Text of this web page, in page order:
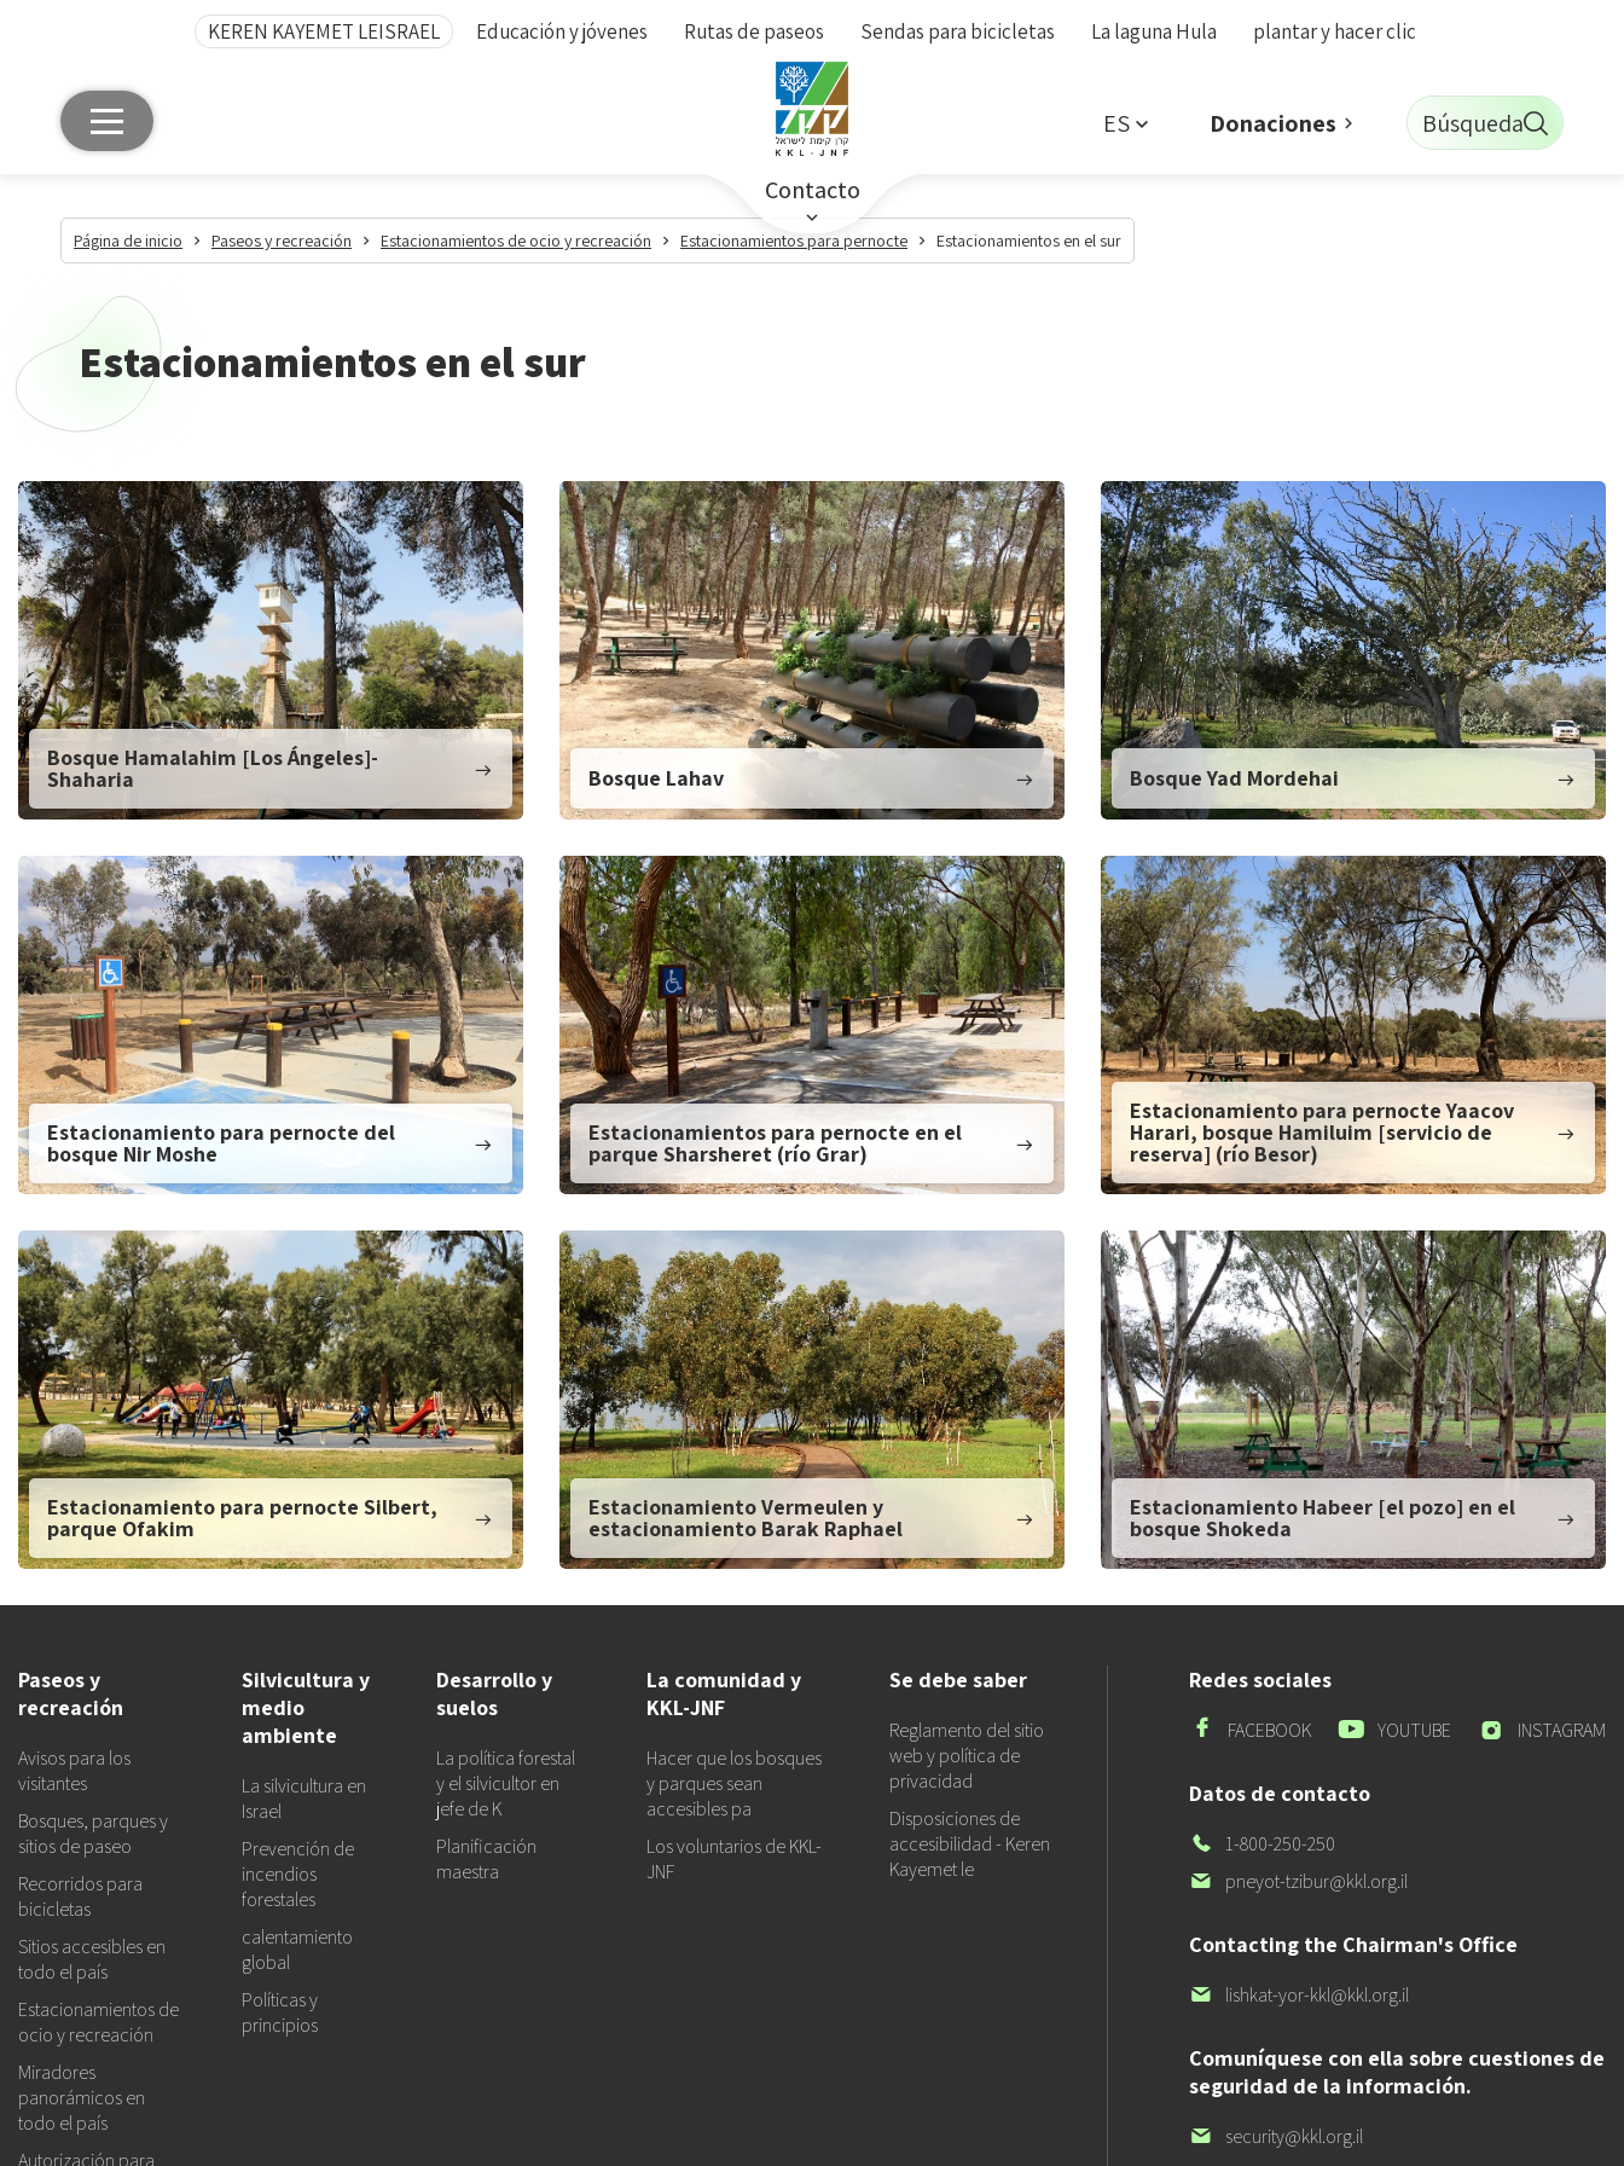
KEREN KAYEMET LEISRAEL Educación y jóvenes Rutas de paseos Sendas para bicicletas La laguna Hula plantar y hacer clic
Contacto
ES Donaciones Búsqueda
Página de inicio Paseos y recreación Estacionamientos de ocio y recreación Estacionamientos para pernocte Estacionamientos en el sur
Estacionamientos en el sur
Bosque Hamalahim [Los Ángeles]-
Shaharia Bosque Lahav Bosque Yad Mordehai
Estacionamiento para pernocte del
bosque Nir Moshe
Estacionamientos para pernocte en el
parque Sharsheret (río Grar)
Estacionamiento para pernocte Yaacov
Harari, bosque Hamiluim [servicio de
reserva] (río Besor)
Estacionamiento para pernocte Silbert,
parque Ofakim
Estacionamiento Vermeulen y
estacionamiento Barak Raphael
Estacionamiento Habeer [el pozo] en el
bosque Shokeda
Paseos y
recreación
Avisos para los
visitantes
Bosques, parques y
sitios de paseo
Recorridos para
bicicletas
Sitios accesibles en
todo el país
Estacionamientos de
ocio y recreación
Miradores
panorámicos en
todo el país
Autorización para
Silvicultura y
medio
ambiente
La silvicultura en
Israel
Prevención de
incendios
forestales
calentamiento
global
Políticas y
principios
Desarrollo y
suelos
La política forestal
y el silvicultor en
jefe de K
Planificación
maestra
La comunidad y
KKL-JNF
Hacer que los bosques
y parques sean
accesibles pa
Los voluntarios de KKL-
JNF
Se debe saber
Reglamento del sitio
web y política de
privacidad
Disposiciones de
accesibilidad - Keren
Kayemet le
Redes sociales
FACEBOOK
Estamos
YOUTUBE
Estamos
INSTAGRAM
Estamos
Datos de contacto
Nuestro
teléfono
1-800-250-250
Nuestropneyot-tzibur@kkl.org.il
Contacting the Chairman's Office
Nuestrolishkat-yor-kkl@kkl.org.il
Comuníquese con ella sobre cuestiones de
seguridad de la información.
Nuestrosecurity@kkl.org.il